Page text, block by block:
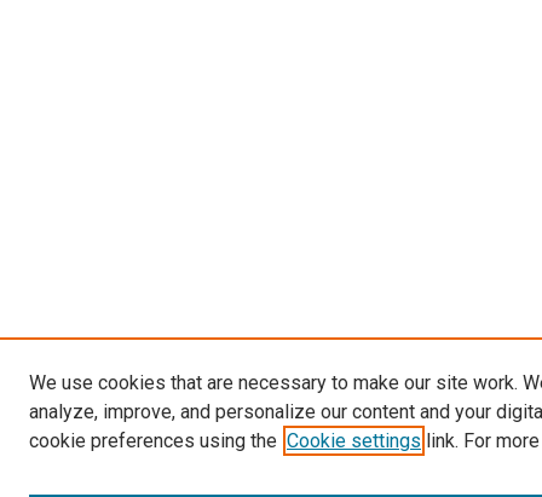
We use cookies that are necessary to make our site work.
analyze, improve, and personalize our content and your
cookie preferences using the Cookie settings link. For